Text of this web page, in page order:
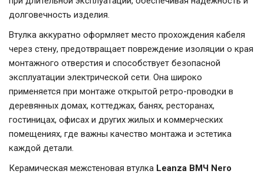
долговечность изделия.
Втулка аккуратно оформляет место прохождения кабеля
через стену, предотвращает повреждение изоляции о края
монтажного отверстия и способствует безопасной
эксплуатации электрической сети. Она широко
применяется при монтаже открытой ретро-проводки в
деревянных домах, коттеджах, банях, ресторанах,
гостиницах, офисах и других жилых и коммерческих
помещениях, где важны качество монтажа и эстетика
каждой детали.
Керамическая межстеновая втулка Leanza ВМЧ Nero